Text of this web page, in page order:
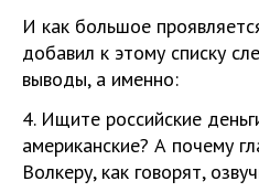
И как большое
добавил к этому списку
выводы, а именно:
4. Ищите российские
американские? А почему
Волкеру, как говорят,